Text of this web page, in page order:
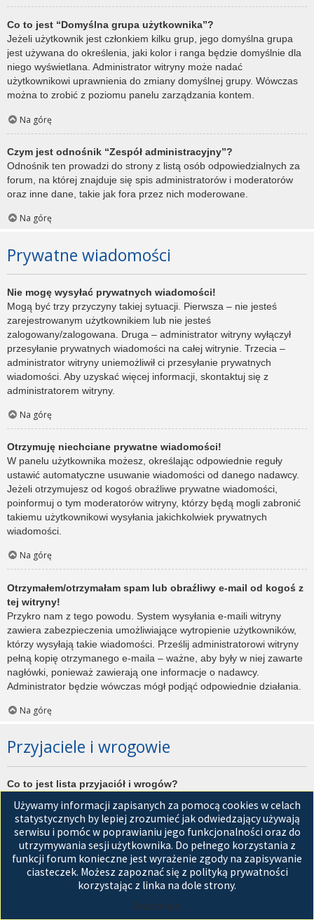
Co to jest “Domyślna grupa użytkownika”?
Jeżeli użytkownik jest członkiem kilku grup, jego domyślna grupa
jest używana do określenia, jaki kolor i ranga będzie domyślnie dla
niego wyświetlana. Administrator witryny może nadać
użytkownikowi uprawnienia do zmiany domyślnej grupy. Wówczas
można to zrobić z poziomu panelu zarządzania kontem.
Na górę
Czym jest odnośnik “Zespół administracyjny”?
Odnośnik ten prowadzi do strony z listą osób odpowiedzialnych za
forum, na której znajduje się spis administratorów i moderatorów
oraz inne dane, takie jak fora przez nich moderowane.
Na górę
Prywatne wiadomości
Nie mogę wysyłać prywatnych wiadomości!
Mogą być trzy przyczyny takiej sytuacji. Pierwsza – nie jesteś
zarejestrowanym użytkownikiem lub nie jesteś
zalogowany/zalogowana. Druga – administrator witryny wyłączył
przesyłanie prywatnych wiadomości na całej witrynie. Trzecia –
administrator witryny uniemożliwił ci przesyłanie prywatnych
wiadomości. Aby uzyskać więcej informacji, skontaktuj się z
administratorem witryny.
Na górę
Otrzymuję niechciane prywatne wiadomości!
W panelu użytkownika możesz, określając odpowiednie reguły
ustawić automatyczne usuwanie wiadomości od danego nadawcy.
Jeżeli otrzymujesz od kogoś obraźliwe prywatne wiadomości,
poinformuj o tym moderatorów witryny, którzy będą mogli zabronić
takiemu użytkownikowi wysyłania jakichkolwiek prywatnych
wiadomości.
Na górę
Otrzymałem/otrzymałam spam lub obraźliwy e-mail od kogoś z
tej witryny!
Przykro nam z tego powodu. System wysyłania e-maili witryny
zawiera zabezpieczenia umożliwiające wytropienie użytkowników,
którzy wysyłają takie wiadomości. Prześlij administratorowi witryny
pełną kopię otrzymanego e-maila – ważne, aby były w niej zawarte
nagłówki, ponieważ zawierają one informacje o nadawcy.
Administrator będzie wówczas mógł podjąć odpowiednie działania.
Na górę
Przyjaciele i wrogowie
Co to jest lista przyjaciół i wrogów?
użytkowników witryny. Użytkownicy dodani do listy przyjaciół będą
wyświetleni na karciePrzyjacieleznajdującej się w panelu
zarządzania kontem. Z tego poziomu można szybko sprawdzić ich
status, a także wysłać prywatną wiadomość. Zależnie od
używanego stylu witryny, posty tych użytkowników mogą być
wyróżniane. Jeśli użytkownik zostanie dodany do listy wrogów,
Używamy informacji zapisanych za pomocą cookies w celach
statystycznych by lepiej zrozumieć jak odwiedzający używają
serwisu i pomóc w poprawianiu jego funkcjonalności oraz do
utrzymywania sesji użytkownika. Do pełnego korzystania z
funkcji forum konieczne jest wyrażenie zgody na zapisywanie
ciasteczek. Możesz zapoznać się z polityką prywatności
korzystając z linka na dole strony.
Akceptuję